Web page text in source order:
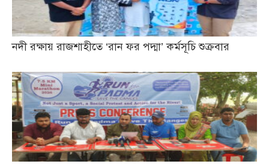
নদী রক্ষায় রাজশাহীতে ‘রান ফর পদ্মা’ কর্মসূচি শুক্রবার